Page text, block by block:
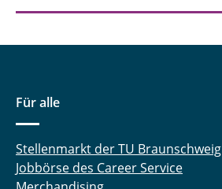
Für alle
Stellenmarkt der TU Braunschweig
Jobbörse des Career Service